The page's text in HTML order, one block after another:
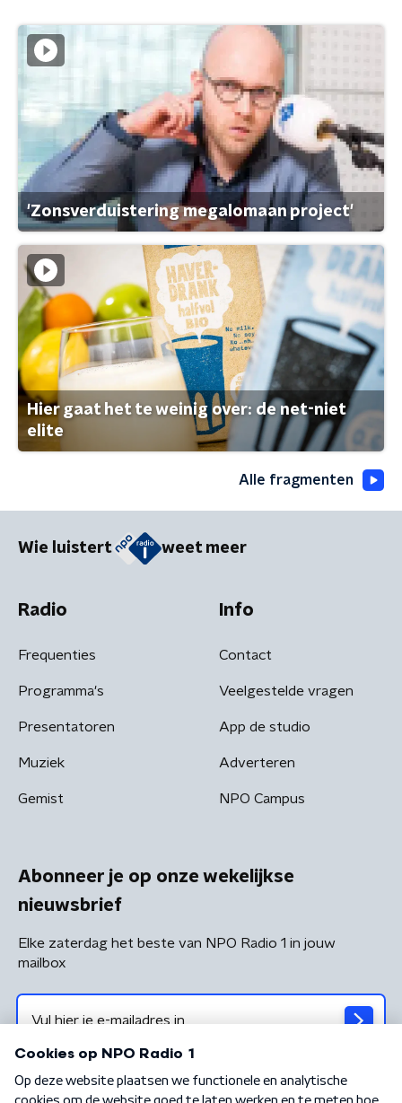
'Zonsverduistering megalomaan project'
Hier gaat het te weinig over: de net-niet
elite
Alle fragmenten
Wie luistert weet meer
Radio
Frequenties
Programma's
Presentatoren
Muziek
Gemist
Info
Contact
Veelgestelde vragen
App de studio
Adverteren
NPO Campus
Abonneer je op onze wekelijkse
nieuwsbrief
Elke zaterdag het beste van NPO Radio 1 in jouw
mailbox